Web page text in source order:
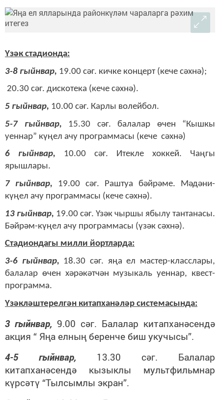
Үзәк стадионда:
3-8 гыйнвар, 19.00 сәг. кичке концерт (кече сәхнә);
20.30 сәг. дискотека (кече сәхнә).
5 гыйнвар, 10.00 сәг. Карлы волейбол.
5-7 гыйнвар, 15.30 сәг. балалар өчен “Кышкы
уеннар” күңел ачу программасы (кече сәхнә)
6 гыйнвар, 10.00 сәг. Итекле хоккей. Чаңгы
ярышлары.
7 гыйнвар, 19.00 сәг. Раштуа бәйрәме. Мәдәни-
күңел ачу программасы (кече сәхнә).
13 гыйнвар, 19.00 сәг. Үзәк чыршы ябылу тантанасы.
Бәйрәм-күңел ачу программасы (үзәк сәхнә).
Стадиондагы милли йортларда:
3-6 гыйнвар, 18.30 сәг. яңа ел мастер-класслары,
балалар өчен хәрәкәтчән музыкаль уеннар, квест-
программа.
Үзәкләштерелгән китапханәләр системасында:
3 гыйнвар, 9.00 сәг. Балалар китапханәсендә
акция “ Яңа елның беренче биш укучысы”.
4-5 гыйнвар, 13.30 сәг. Балалар
китапханәсендә кызыклы мультфильмнар
күрсәтү “Тылсымлы экран”.